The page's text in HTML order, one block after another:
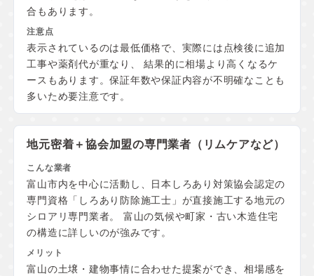
合もあります。
表示されているのは最低価格で、実際には点検後に追加
工事や薬剤代が重なり、 結果的に相場より高くなるケ
ースもあります。保証年数や保証内容が不明確なことも
多いため要注意です。
地元密着＋協会加盟の専門業者（リムケアなど）
富山市内を中心に活動し、日本しろあり対策協会認定の
専門資格「しろあり防除施工士」が直接施工する地元の
シロアリ専門業者。 富山の気候や町家・古い木造住宅
の構造に詳しいのが強みです。
富山の土壌・建物事情に合わせた提案ができ、相場感を